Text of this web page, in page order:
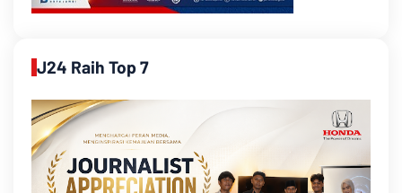
J24 Raih Top 7